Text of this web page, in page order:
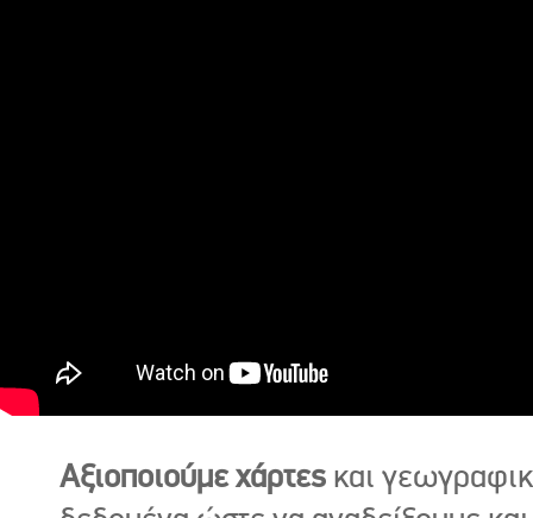
Αξιοποιούμε χάρτες και